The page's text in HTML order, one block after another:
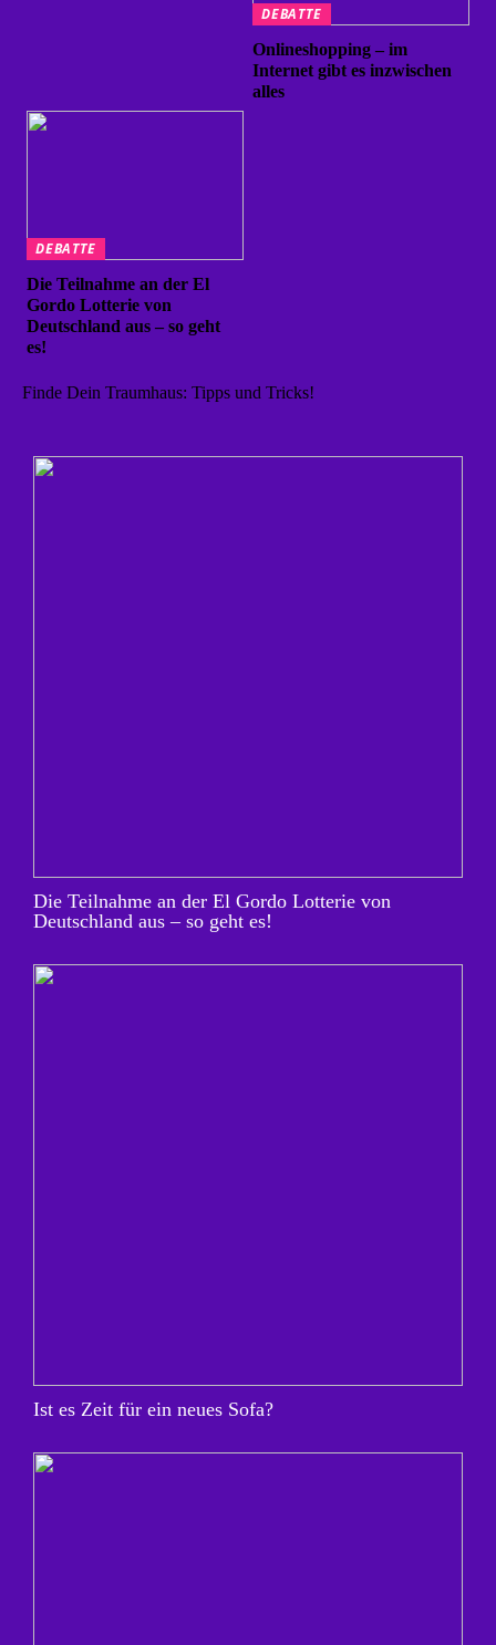
DEBATTE
Onlineshopping – im
Internet gibt es inzwischen
alles
DEBATTE
Die Teilnahme an der El
Gordo Lotterie von
Deutschland aus – so geht
es!
Finde Dein Traumhaus: Tipps und Tricks!
Die Teilnahme an der El Gordo Lotterie von
Deutschland aus – so geht es!
Ist es Zeit für ein neues Sofa?